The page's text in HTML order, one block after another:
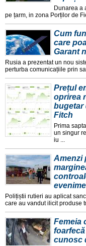
Dunarea a
pe țarm, in zona Porților de
Cum
care
Garant
Rusia a prezentat un nou
perturba comunicațiile prin
Prețul
oprirea
bugetar
Fitch
Prima
un singur
iu ...
Amenzi
Polițiștii rutieri au aplicat
care au vandut ilicit produse
Femeia
cunosc